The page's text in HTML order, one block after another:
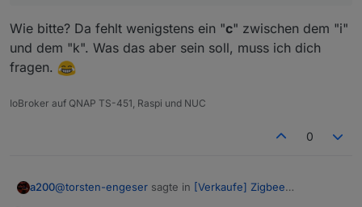
Wie bitte? Da fehlt wenigstens ein "c" zwischen dem "i"
und dem "k". Was das aber sein soll, muss ich dich
fragen.
IoBroker auf QNAP TS-451, Raspi und NUC
0
a200@torsten-engeser sagte in [Verkaufe] Zigbee